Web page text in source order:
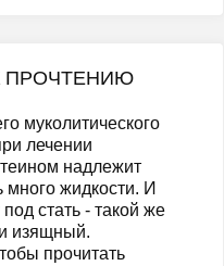
ПРОЧТЕНИЮ
муколитического
лечении
надлежит
много жидкости. И
стать - такой же
изящный.
прочитать